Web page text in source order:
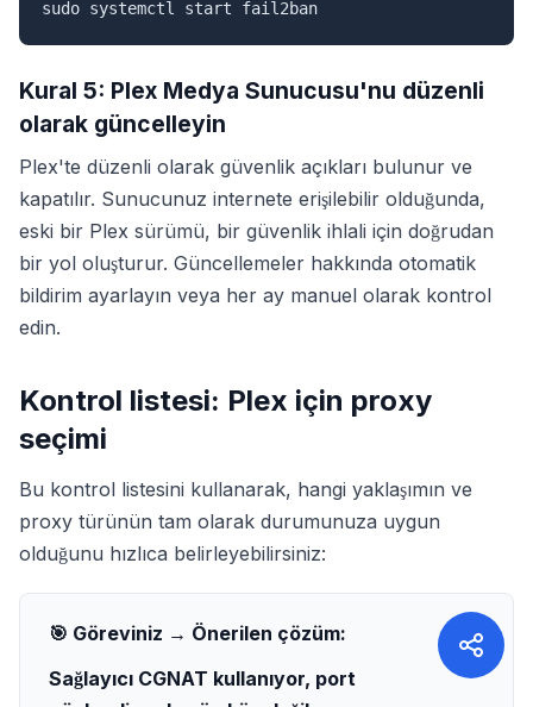
sudo systemctl start fail2ban
Kural 5: Plex Medya Sunucusu'nu düzenli
olarak güncelleyin
Plex'te düzenli olarak güvenlik açıkları bulunur ve
kapatılır. Sunucunuz internete erişilebilir olduğunda,
eski bir Plex sürümü, bir güvenlik ihlali için doğrudan
bir yol oluşturur. Güncellemeler hakkında otomatik
bildirim ayarlayın veya her ay manuel olarak kontrol
edin.
Kontrol listesi: Plex için proxy
seçimi
Bu kontrol listesini kullanarak, hangi yaklaşımın ve
proxy türünün tam olarak durumunuza uygun
olduğunu hızlıca belirleyebilirsiniz:
🎯 Göreviniz → Önerilen çözüm:
Sağlayıcı CGNAT kullanıyor, port